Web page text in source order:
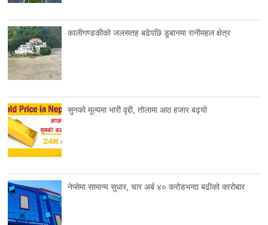
कालीगण्डकीको जलसतह बढेपछि डुबानमा रानीमहल क्षेत्र
सुनकाे मूल्यमा भारी वृद्दी, तोलामा आठ हजार बढ्याे
नेप्सेमा सामान्य सुधार, चार अर्ब ४० करोडभन्दा बढीको कारोबार